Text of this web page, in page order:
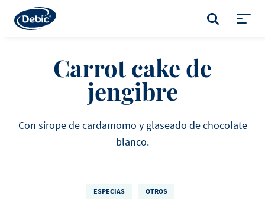
main
BUSCAR
Carrot cake de
jengibre
Con sirope de cardamomo y glaseado de chocolate
blanco.
ESPECIAS OTROS